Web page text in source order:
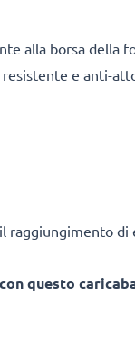
alla borsa della
e anti-
raggiungimento
questo